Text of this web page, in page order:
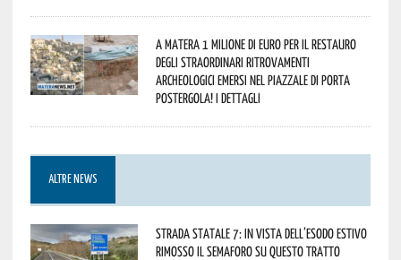
A Matera 1 milione di euro per il restauro
degli straordinari ritrovamenti
archeologici emersi nel piazzale di Porta
Postergola! I dettagli
ALTRE NEWS
Strada statale 7: in vista dell’esodo estivo
rimosso il semaforo su questo tratto